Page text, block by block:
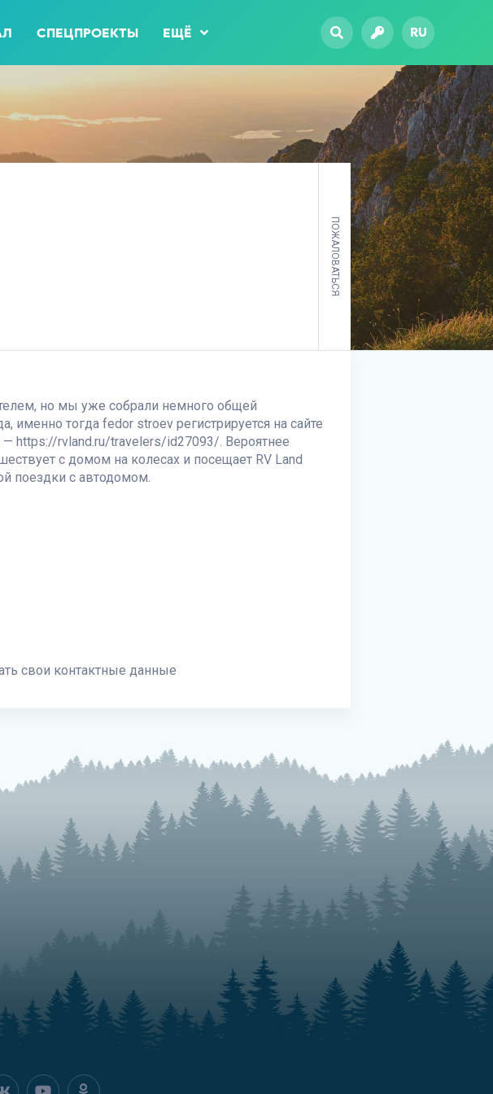
СПЕЦПРОЕКТЫ ЕЩЁ RU
ПОЖАЛОВАТЬСЯ
но мы уже собрали немного общей
именно тогда fedor stroev регистрируется на сайте
— https://rvland.ru/travelers/id27093/. Вероятнее
с домом на колесах и посещает RV Land
поездки с автодомом.
свои контактные данные